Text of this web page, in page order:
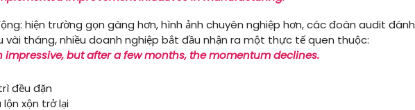
hiện trường gọn gàng hơn, hình ảnh chuyên nghiệp hơn, các đoàn audit đánh
vài tháng, nhiều doanh nghiệp bắt đầu nhận ra một thực tế quen thuộc:
but after a few months, the momentum declines.
đều đặn
xộn trở lại